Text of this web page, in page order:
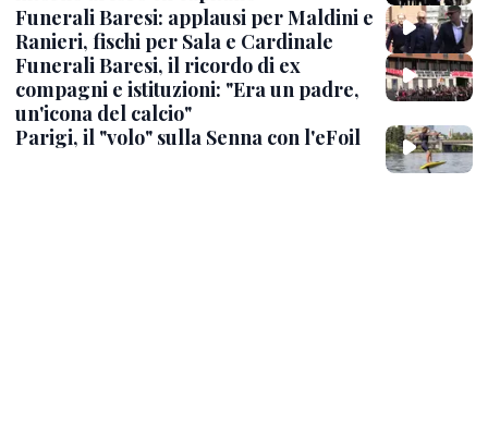
Funerali Baresi: applausi per Maldini e
Ranieri, fischi per Sala e Cardinale
Funerali Baresi, il ricordo di ex
compagni e istituzioni: "Era un padre,
un'icona del calcio"
Parigi, il "volo" sulla Senna con l'eFoil